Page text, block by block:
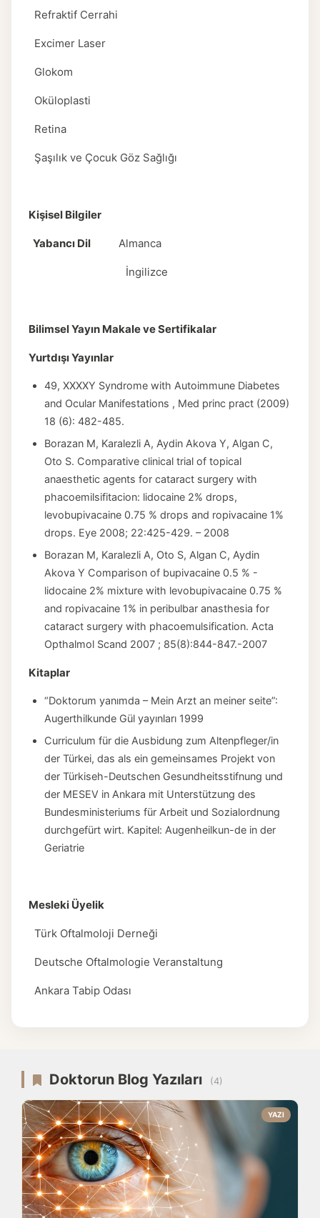
Refraktif Cerrahi
Excimer Laser
Glokom
Oküloplasti
Retina
Şaşılık ve Çocuk Göz Sağlığı
Kişisel Bilgiler
Yabancı Dil Almanca
İngilizce
Bilimsel Yayın Makale ve Sertifikalar
Yurtdışı Yayınlar
49, XXXXY Syndrome with Autoimmune Diabetes
and Ocular Manifestations , Med princ pract (2009)
18 (6): 482-485.
Borazan M, Karalezli A, Aydin Akova Y, Algan C,
Oto S. Comparative clinical trial of topical
anaesthetic agents for cataract surgery with
phacoemilsifitacion: lidocaine 2% drops,
levobupivacaine 0.75 % drops and ropivacaine 1%
drops. Eye 2008; 22:425-429. – 2008
Borazan M, Karalezli A, Oto S, Algan C, Aydin
Akova Y Comparison of bupivacaine 0.5 % -
lidocaine 2% mixture with levobupivacaine 0.75 %
and ropivacaine 1% in peribulbar anasthesia for
cataract surgery with phacoemulsification. Acta
Opthalmol Scand 2007 ; 85(8):844-847.-2007
Kitaplar
“Doktorum yanımda – Mein Arzt an meiner seite”:
Augerthilkunde Gül yayınları 1999
Curriculum für die Ausbidung zum Altenpfleger/in
der Türkei, das als ein gemeinsames Projekt von
der Türkiseh-Deutschen Gesundheitsstifnung und
der MESEV in Ankara mit Unterstützung des
Bundesministeriums für Arbeit und Sozialordnung
durchgefürt wirt. Kapitel: Augenheilkun-de in der
Geriatrie
Mesleki Üyelik
Türk Oftalmoloji Derneği
Deutsche Oftalmologie Veranstaltung
Ankara Tabip Odası
Doktorun Blog Yazıları (4)
YAZI